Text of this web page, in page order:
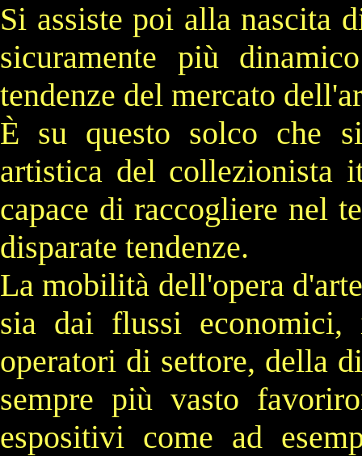
Si assiste poi alla nascita
sicuramente più
tendenze del mercato
È su questo solco che
artistica del collezionista
capace di raccogliere nel
disparate tendenze.
La mobilità dell'opera
sia dai flussi economici,
operatori di settore, della
sempre più vasto
espositivi come ad